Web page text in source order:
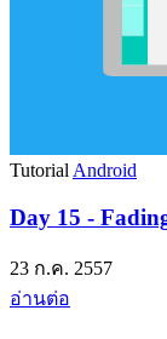
Tutorial Android
Day 15 -
23 ก.ค. 2557
อ่านต่อ